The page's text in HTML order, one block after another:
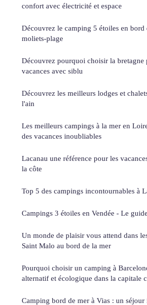
confort avec électricité et espace
Découvrez le camping 5 étoiles en bord
moliets-plage
Découvrez pourquoi choisir la bretagne
vacances avec siblu
Découvrez les meilleurs lodges et
l'ain
Les meilleurs campings à la mer en
des vacances inoubliables
Lacanau une référence pour les
la côte
Top 5 des campings incontournables à
Campings 3 étoiles en Vendée - Le
Un monde de plaisir vous attend dans
Saint Malo au bord de la mer
Pourquoi choisir un camping à
alternatif et écologique dans la capitale
Camping bord de mer à Vias : un